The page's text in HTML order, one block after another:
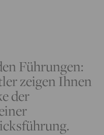
Führungen:
zeigen Ihnen
der